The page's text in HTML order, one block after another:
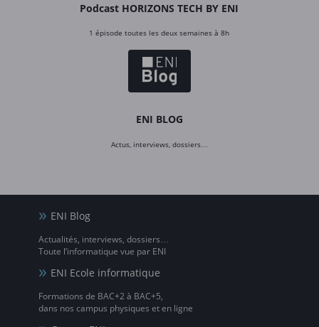
Podcast HORIZONS TECH BY ENI
1 épisode toutes les deux semaines à 8h
ENI BLOG
Actus, interviews, dossiers…
ENI Blog
Actualités, interviews, dossiers…
Toute l’informatique vue par ENI
ENI Ecole informatique
Formations de BAC+2 à BAC+5,
dans nos campus physiques et en ligne